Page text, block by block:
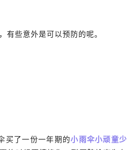
些意外是可以预防的呢。
买了一份一年期的小雨伞小顽童少